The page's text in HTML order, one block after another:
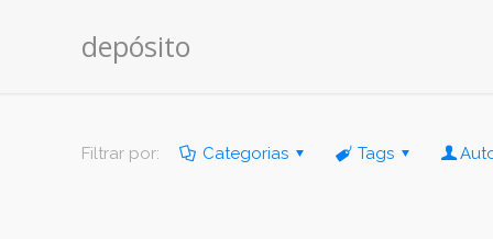
depósito
Filtrar por: Categorias Tags